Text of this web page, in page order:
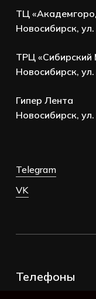
ТЦ
Новосибирск,
ТРЦ «Сибирский
Новосибирск,
Гипер Лента
Новосибирск,
Telegram
VK
Телефоны